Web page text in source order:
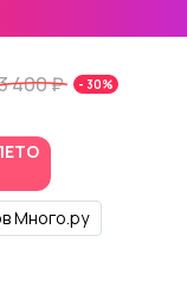
400 ₽ - 30%
Много.ру